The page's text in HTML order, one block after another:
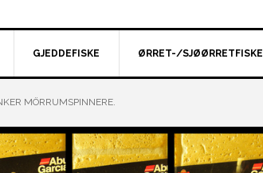
GJEDDEFISKE ØRRET-/SJØØRRETFISKE
MÖRRUMSPINNERE.